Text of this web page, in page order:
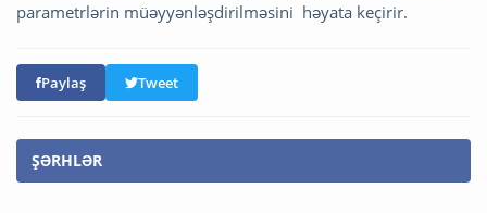
parametrlərin müəyyənləşdirilməsini həyata keçirir.
Paylaş Tweet
ŞƏRHLƏR